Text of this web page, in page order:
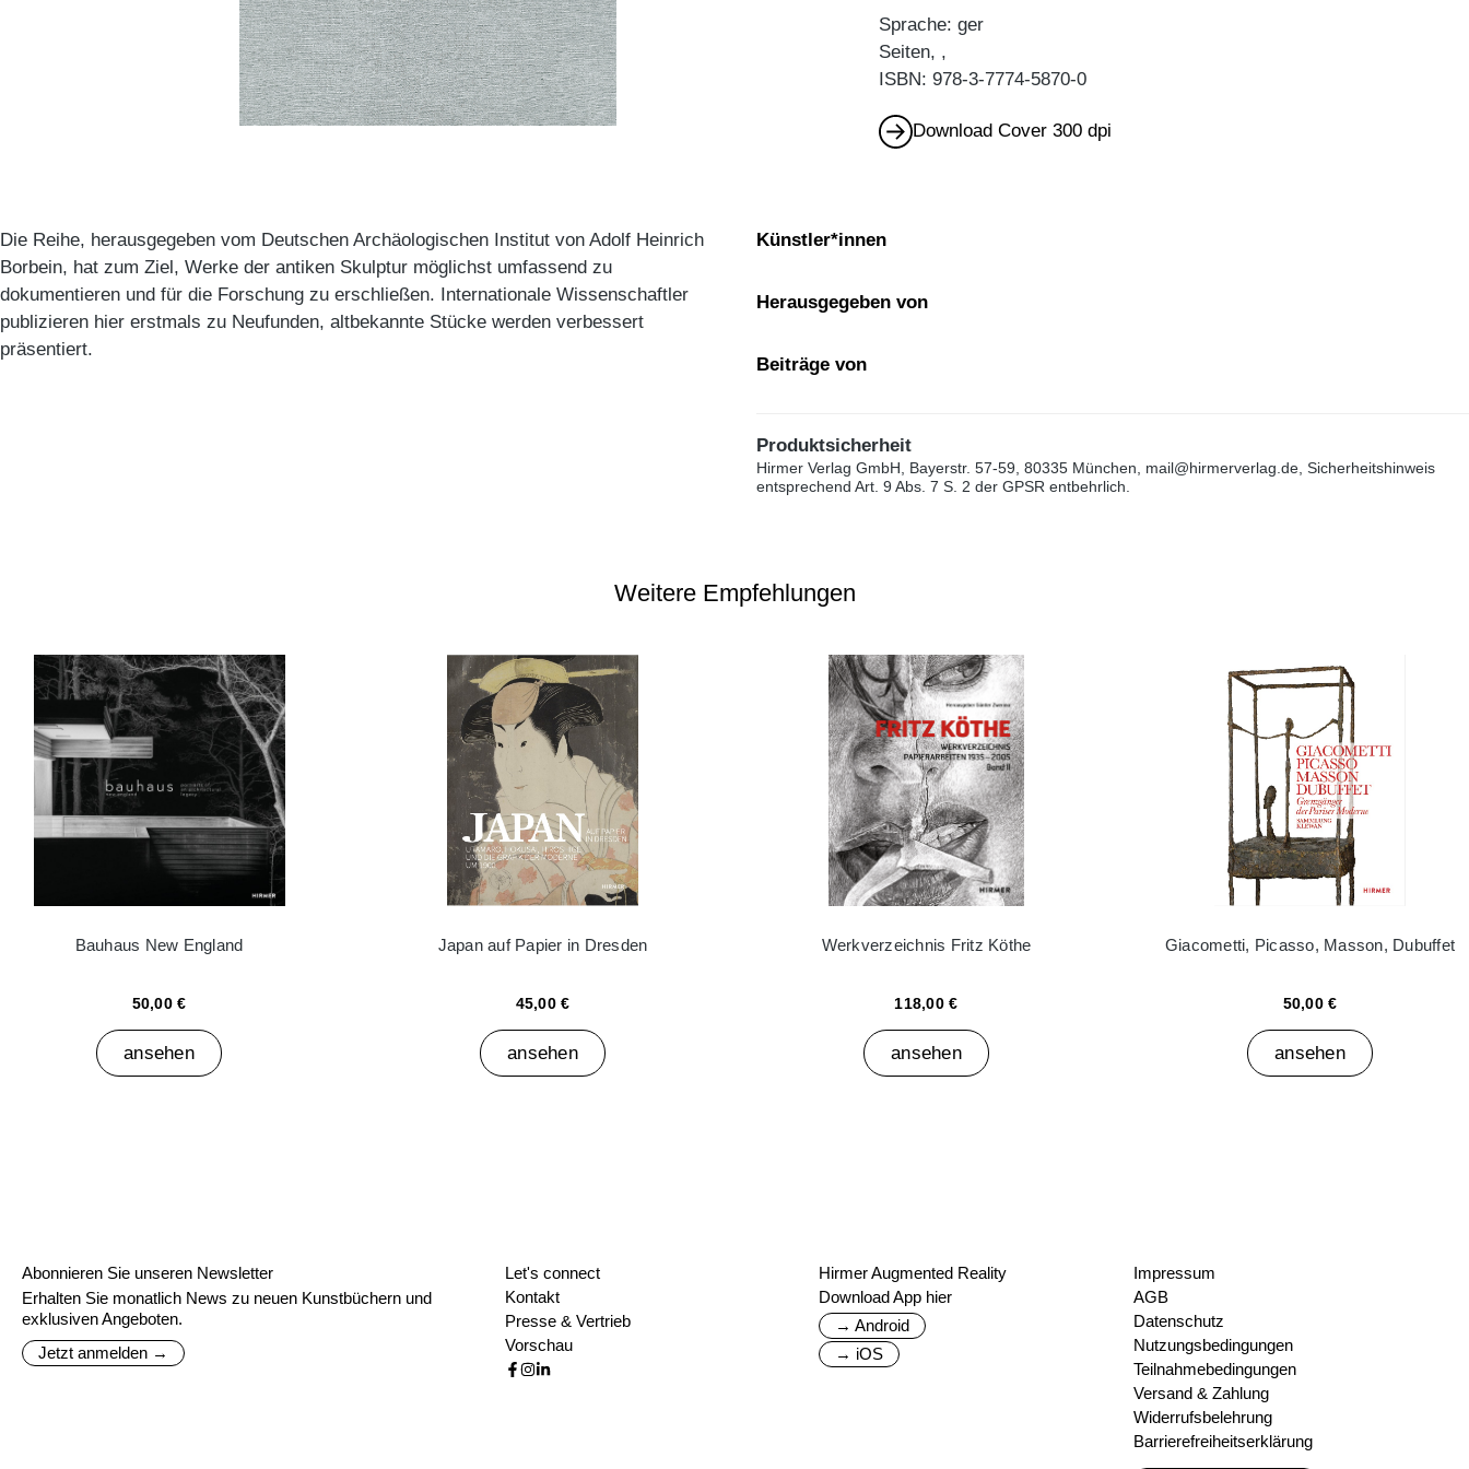
Sprache: ger
Seiten, ,
ISBN: 978-3-7774-5870-0
Download Cover 300 dpi
Die Reihe, herausgegeben vom Deutschen Archäologischen Institut von Adolf Heinrich
Borbein, hat zum Ziel, Werke der antiken Skulptur möglichst umfassend zu
dokumentieren und für die Forschung zu erschließen. Internationale Wissenschaftler
publizieren hier erstmals zu Neufunden, altbekannte Stücke werden verbessert
präsentiert.
Künstler*innen
Herausgegeben von
Beiträge von
Produktsicherheit
Hirmer Verlag GmbH, Bayerstr. 57-59, 80335 München, mail@hirmerverlag.de, Sicherheitshinweis
entsprechend Art. 9 Abs. 7 S. 2 der GPSR entbehrlich.
Weitere Empfehlungen
Bauhaus New England
50,00 €
ansehen
Japan auf Papier in Dresden
45,00 €
ansehen
Werkverzeichnis Fritz Köthe
118,00 €
ansehen
Giacometti, Picasso, Masson, Dubuffet
50,00 €
ansehen
Abonnieren Sie unseren Newsletter
Erhalten Sie monatlich News zu neuen Kunstbüchern und
exklusiven Angeboten.
Jetzt anmelden →
Let's connect
Kontakt
Presse & Vertrieb
Vorschau
Hirmer Augmented Reality
Download App hier
→ Android
→ iOS
Impressum
AGB
Datenschutz
Nutzungsbedingungen
Teilnahmebedingungen
Versand & Zahlung
Widerrufsbelehrung
Barrierefreiheitserklärung